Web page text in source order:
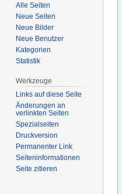
Alle Seiten
Neue Seiten
Neue Bilder
Neue Benutzer
Kategorien
Statistik
Werkzeuge
Links auf diese Seite
Änderungen an
verlinkten Seiten
Spezialseiten
Druckversion
Permanenter Link
Seiten­­informationen
Seite zitieren